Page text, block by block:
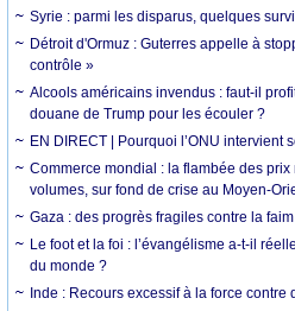
Syrie : parmi les disparus, quelques
Détroit d'Ormuz : Guterres appelle à
contrôle »
Alcools américains invendus : faut-il
douane de Trump pour les écouler ?
EN DIRECT | Pourquoi l’ONU intervient
Commerce mondial : la flambée des
volumes, sur fond de crise au Moyen-
Gaza : des progrès fragiles contre la faim
Le foot et la foi : l’évangélisme a-t-il
du monde ?
Inde : Recours excessif à la force contre